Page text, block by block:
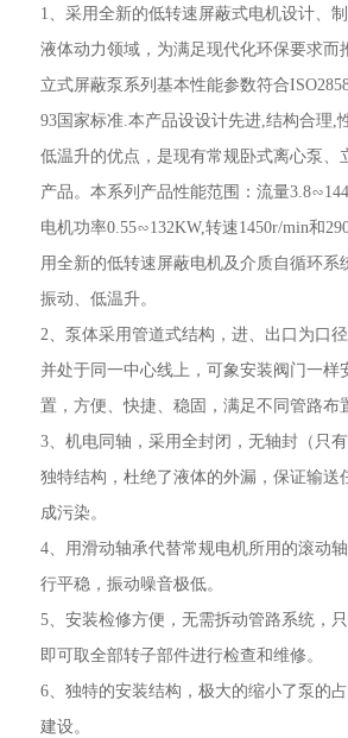
1、采用全新的低转速屏蔽式电机设计、
液体动力领域，为满足现代化环保要求而
立式屏蔽泵系列基本性能参数符合
93国家标准.本产品设设计先进,结构合理,
低温升的优点，是现有常规卧式离心泵、
产品。本系列产品性能范围：流量
电机功率0.55∽132KW,转速1450r/min和
用全新的低转速屏蔽电机及介质自循环系
振动、低温升。
2、泵体采用管道式结构，进、出口为口
并处于同一中心线上，可象安装阀门一样
置，方便、快捷、稳固，满足不同管路布
3、机电同轴，采用全封闭，无轴封（只
独特结构，杜绝了液体的外漏，保证输送
成污染。
4、用滑动轴承代替常规电机所用的滚动
行平稳，振动噪音极低。
5、安装检修方便，无需拆动管路系统，
即可取全部转子部件进行检查和维修。
6、独特的安装结构，极大的缩小了泵的
建设。